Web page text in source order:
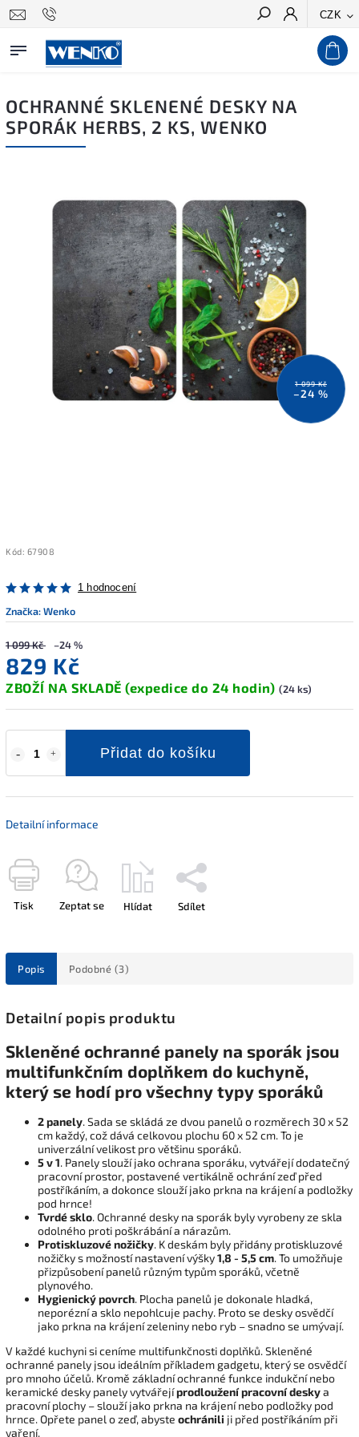
CZK
Hledat
OCHRANNÉ SKLENENÉ DESKY NA
SPORÁK HERBS, 2 KS, WENKO
1 099 Kč
–24 %
Kód: 67908
1 hodnocení
Značka:Wenko
1 099 Kč –24 %
829 Kč
ZBOŽÍ NA SKLADĚ (expedice do 24 hodin) (24 ks)
Přidat do košíku
Detailní informace
Tisk Zeptat se Hlídat Sdílet
Popis Podobné (3)
Detailní popis produktu
Skleněné ochranné panely na sporák jsou
multifunkčním doplňkem do kuchyně,
který se hodí pro všechny typy sporáků
2 panely. Sada se skládá ze dvou panelů o rozměrech 30 x 52
cm každý, což dává celkovou plochu 60 x 52 cm. To je
univerzální velikost pro většinu sporáků.
5 v 1. Panely slouží jako ochrana sporáku, vytvářejí dodatečný
pracovní prostor, postavené vertikálně ochrání zeď před
postříkáním, a dokonce slouží jako prkna na krájení a podložky
pod hrnce!
Tvrdé sklo. Ochranné desky na sporák byly vyrobeny ze skla
odolného proti poškrábání a nárazům.
Protiskluzové nožičky. K deskám byly přidány protiskluzové
nožičky s možností nastavení výšky1,8 - 5,5 cm. To umožňuje
přizpůsobení panelů různým typům sporáků, včetně
plynového.
Hygienický povrch. Plocha panelů je dokonale hladká,
neporézní a sklo nepohlcuje pachy. Proto se desky osvědčí
jako prkna na krájení zeleniny nebo ryb – snadno se umývají.
V každé kuchyni si ceníme multifunkčnosti doplňků. Skleněné
ochranné panely jsou ideálním příkladem gadgetu, který se osvědčí
pro mnoho účelů. Kromě základní ochranné funkce indukční nebo
keramické desky panely vytvářejíprodloužení pracovní deskya
pracovní plochy – slouží jako prkna na krájení nebo podložky pod
hrnce. Opřete panel o zeď, abyste ochránili ji před postříkáním při
vaření.